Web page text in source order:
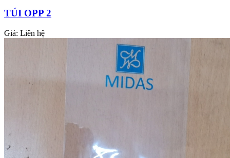
TÚI OPP 2
Giá: Liên hệ